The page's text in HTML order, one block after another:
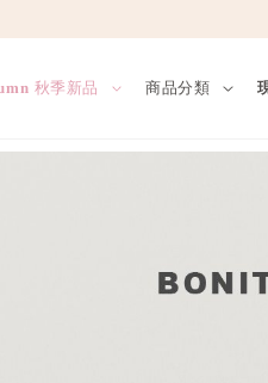
秋季新品 商品分類